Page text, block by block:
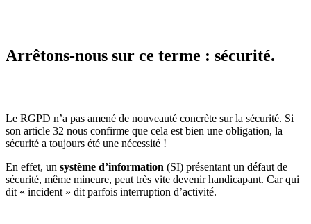
Arrêtons-nous sur ce terme : sécurité.
Le RGPD n’a pas amené de nouveauté concrète sur la sécurité. Si
son article 32 nous confirme que cela est bien une obligation, la
sécurité a toujours été une nécessité !
En effet, un système d’information (SI) présentant un défaut de
sécurité, même mineure, peut très vite devenir handicapant. Car qui
dit « incident » dit parfois interruption d’activité.